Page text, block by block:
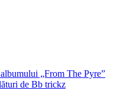
„From The Pyre”
de Bb trickz